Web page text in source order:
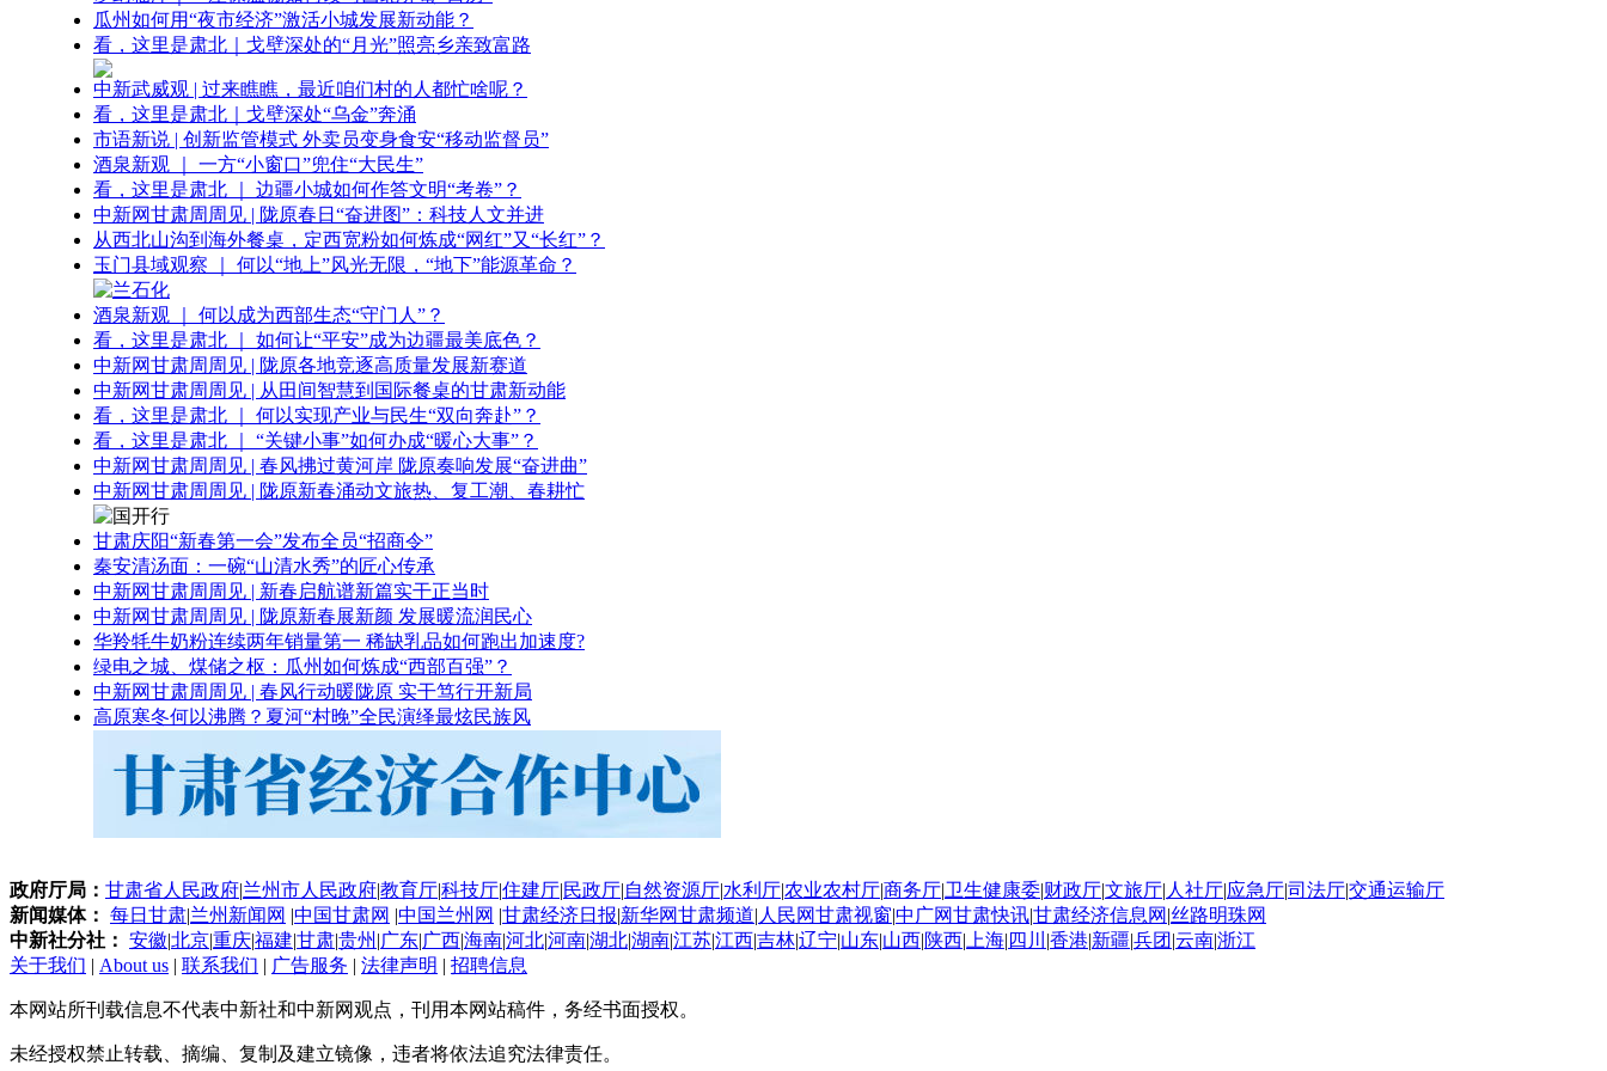
瓜州如何用“夜市经济”激活小城发展新动能？
看，这里是肃北｜戈壁深处的“月光”照亮乡亲致富路
中新武威观 | 过来瞧瞧，最近咱们村的人都忙啥呢？
看，这里是肃北｜戈壁深处“乌金”奔涌
市语新说 | 创新监管模式 外卖员变身食安“移动监督员”
酒泉新观 ｜ 一方“小窗口”兜住“大民生”
看，这里是肃北 ｜ 边疆小城如何作答文明“考卷”？
中新网甘肃周周见 | 陇原春日“奋进图”：科技人文并进
从西北山沟到海外餐桌，定西宽粉如何炼成“网红”又“长红”？
玉门县域观察 ｜ 何以“地上”风光无限，“地下”能源革命？
酒泉新观 ｜ 何以成为西部生态“守门人”？
看，这里是肃北 ｜ 如何让“平安”成为边疆最美底色？
中新网甘肃周周见 | 陇原各地竞逐高质量发展新赛道
中新网甘肃周周见 | 从田间智慧到国际餐桌的甘肃新动能
看，这里是肃北 ｜ 何以实现产业与民生“双向奔赴”？
看，这里是肃北 ｜ “关键小事”如何办成“暖心大事”？
中新网甘肃周周见 | 春风拂过黄河岸 陇原奏响发展“奋进曲”
中新网甘肃周周见 | 陇原新春涌动文旅热、复工潮、春耕忙
甘肃庆阳“新春第一会”发布全员“招商令”
秦安清汤面：一碗“山清水秀”的匠心传承
中新网甘肃周周见 | 新春启航谱新篇实干正当时
中新网甘肃周周见 | 陇原新春展新颜 发展暖流润民心
华羚牦牛奶粉连续两年销量第一 稀缺乳品如何跑出加速度?
绿电之城、煤储之枢：瓜州如何炼成“西部百强”？
中新网甘肃周周见 | 春风行动暖陇原 实干笃行开新局
高原寒冬何以沸腾？夏河“村晚”全民演绎最炫民族风
政府厅局： 甘肃省人民政府|兰州市人民政府|教育厅|科技厅|住建厅|民政厅|自然资源厅|水利厅|农业农村厅|商务厅|卫生健康委|财政厅|文旅厅| 人社厅|应急厅|司法厅|交通运输厅
新闻媒体： 每日甘肃|兰州新闻网 |中国甘肃网 |中国兰州网 |甘肃经济日报|新华网甘肃频道| 人民网甘肃视窗|中广网甘肃快讯|甘肃经济信息网 |丝路明珠网
中新社分社： 安徽|北京|重庆|福建|甘肃|贵州 |广东|广西|海南|河北|河南|湖北|湖南|江苏|江西|吉林|辽宁|山东|山西|陕西| 上海| 四川 |香港|新疆|兵团 |云南|浙江
关于我们 | About us | 联系我们 | 广告服务 | 法律声明 | 招聘信息
本网站所刊载信息不代表中新社和中新网观点，刊用本网站稿件，务经书面授权。
未经授权禁止转载、摘编、复制及建立镜像，违者将依法追究法律责任。